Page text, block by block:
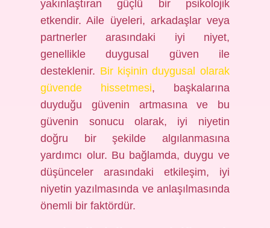
yakınlaştıran güçlü bir psikolojik
etkendir. Aile üyeleri, arkadaşlar veya
partnerler arasındaki iyi niyet,
genellikle duygusal güven ile
desteklenir. Bir kişinin duygusal olarak
güvende hissetmesi, başkalarına
duyduğu güvenin artmasına ve bu
güvenin sonucu olarak, iyi niyetin
doğru bir şekilde algılanmasına
yardımcı olur. Bu bağlamda, duygu ve
düşünceler arasındaki etkileşim, iyi
niyetin yazılmasında ve anlaşılmasında
önemli bir faktördür.